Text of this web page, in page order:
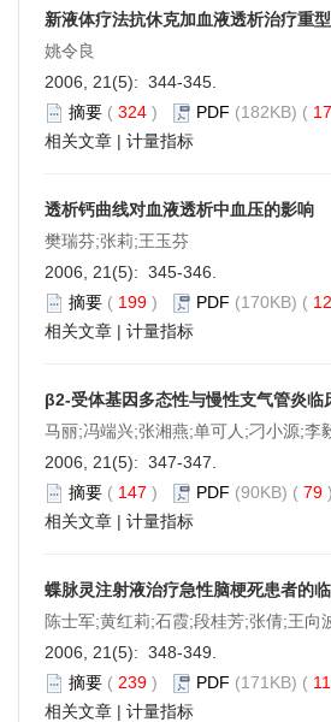
新液体疗法抗休克加血液透析治疗重
姚令良
2006, 21(5): 344-345.
摘要 ( 324 ) PDF (182KB) (
相关文章 | 计量指标
透析钙曲线对血液透析中血压的影响
樊瑞芬;张莉;王玉芬
2006, 21(5): 345-346.
摘要 ( 199 ) PDF (170KB) (
相关文章 | 计量指标
β2-受体基因多态性与慢性支气管炎临
马丽;冯端兴;张湘燕;单可人;刁小源;李
2006, 21(5): 347-347.
摘要 ( 147 ) PDF (90KB) ( 79
相关文章 | 计量指标
蝶脉灵注射液治疗急性脑梗死患者的
陈士军;黄红莉;石霞;段桂芳;张倩;王向
2006, 21(5): 348-349.
摘要 ( 239 ) PDF (171KB) (
相关文章 | 计量指标